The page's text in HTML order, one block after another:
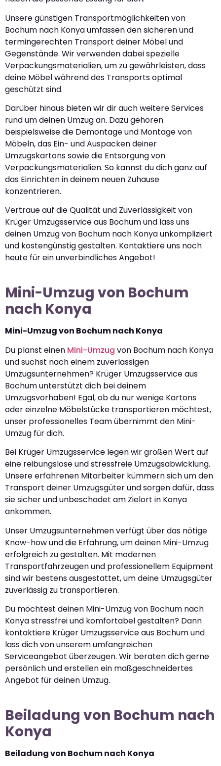
Unsere günstigen Transportmöglichkeiten von
Bochum nach Konya umfassen den sicheren und
termingerechten Transport deiner Möbel und
Gegenstände. Wir verwenden dabei spezielle
Verpackungsmaterialien, um zu gewährleisten, dass
deine Möbel während des Transports optimal
geschützt sind.
Darüber hinaus bieten wir dir auch weitere Services
rund um deinen Umzug an. Dazu gehören
beispielsweise die Demontage und Montage von
Möbeln, das Ein- und Auspacken deiner
Umzugskartons sowie die Entsorgung von
Verpackungsmaterialien. So kannst du dich ganz auf
das Einrichten in deinem neuen Zuhause
konzentrieren.
Vertraue auf die Qualität und Zuverlässigkeit von
Krüger Umzugsservice aus Bochum und lass uns
deinen Umzug von Bochum nach Konya unkompliziert
und kostengünstig gestalten. Kontaktiere uns noch
heute für ein unverbindliches Angebot!
Mini-Umzug von Bochum
nach Konya
Mini-Umzug von Bochum nach Konya
Du planst einen Mini-Umzug von Bochum nach Konya
und suchst nach einem zuverlässigen
Umzugsunternehmen? Krüger Umzugsservice aus
Bochum unterstützt dich bei deinem
Umzugsvorhaben! Egal, ob du nur wenige Kartons
oder einzelne Möbelstücke transportieren möchtest,
unser professionelles Team übernimmt den Mini-
Umzug für dich.
Bei Krüger Umzugsservice legen wir großen Wert auf
eine reibungslose und stressfreie Umzugsabwicklung.
Unsere erfahrenen Mitarbeiter kümmern sich um den
Transport deiner Umzugsgüter und sorgen dafür, dass
sie sicher und unbeschadet am Zielort in Konya
ankommen.
Unser Umzugsunternehmen verfügt über das nötige
Know-how und die Erfahrung, um deinen Mini-Umzug
erfolgreich zu gestalten. Mit modernen
Transportfahrzeugen und professionellem Equipment
sind wir bestens ausgestattet, um deine Umzugsgüter
zuverlässig zu transportieren.
Du möchtest deinen Mini-Umzug von Bochum nach
Konya stressfrei und komfortabel gestalten? Dann
kontaktiere Krüger Umzugsservice aus Bochum und
lass dich von unserem umfangreichen
Serviceangebot überzeugen. Wir beraten dich gerne
persönlich und erstellen ein maßgeschneidertes
Angebot für deinen Umzug.
Beiladung von Bochum nach
Konya
Beiladung von Bochum nach Konya